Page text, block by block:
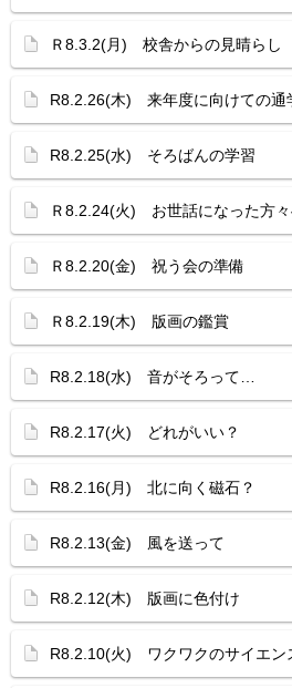
Ｒ8.3.2(月) 校舎からの見晴らし
R8.2.26(木) 来年度に向けての通
R8.2.25(水) そろばんの学習
Ｒ8.2.24(火) お世話になった方
Ｒ8.2.20(金) 祝う会の準備
Ｒ8.2.19(木) 版画の鑑賞
R8.2.18(水) 音がそろって…
R8.2.17(火) どれがいい？
R8.2.16(月) 北に向く磁石？
R8.2.13(金) 風を送って
R8.2.12(木) 版画に色付け
R8.2.10(火) ワクワクのサイエン